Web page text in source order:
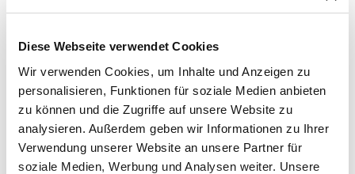
Diese Webseite verwendet Cookies
Wir verwenden Cookies, um Inhalte und Anzeigen zu
personalisieren, Funktionen für soziale Medien anbieten
zu können und die Zugriffe auf unsere Website zu
analysieren. Außerdem geben wir Informationen zu Ihrer
Verwendung unserer Website an unsere Partner für
soziale Medien, Werbung und Analysen weiter. Unsere
und Brücken – die des Tourbillons und die breite Brücke
von Kette und Schnecke, die zu beiden Seiten des
Zifferblatts zu sehen ist – in „Bleu de France“. Auch die
Kette ist in diesem Farbton gehalten.
ENTDECKEN